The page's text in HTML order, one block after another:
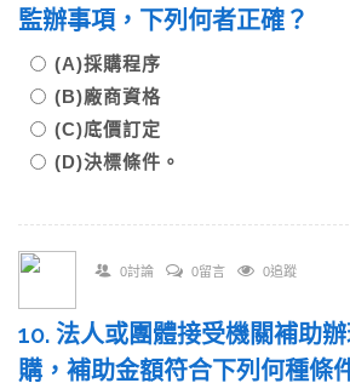
監辦事項，下列何者正確？
(A)採購程序
(B)廠商資格
(C)底價訂定
(D)決標條件。
0討論 0留言 0追蹤
10. 法人或團體接受機關補助
購，補助金額符合下列何種條